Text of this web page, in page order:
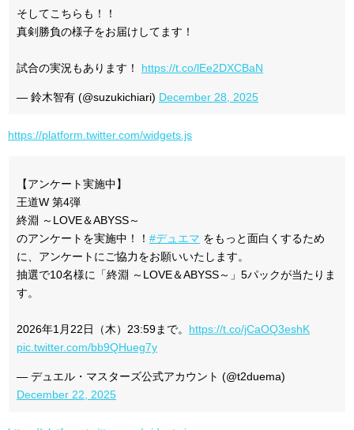
そしてこちらも！！
真剣勝負の様子をお届けしてます！
試合の実況もあります！ https://t.co/lEe2DXCBaN
— 鈴木智有 (@suzukichiari) December 28, 2025
https://platform.twitter.com/widgets.js
【アンケート実施中】
王道W 第4弾
終淵 ～LOVE＆ABYSS～
のアンケートを実施中！！ #デュエマ をもっと面白くするため
に、アンケートにご協力をお願いいたします。
抽選で10名様に「終淵 ～LOVE＆ABYSS～」5パックが当たりま
す。
2026年1月22日（木）23:59まで。 https://t.co/jCaOQ3eshK
pic.twitter.com/bb9QHueg7y
— デュエル・マスターズ公式アカウント (@t2duema)
December 22, 2025